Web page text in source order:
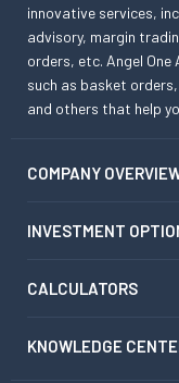
innovative services,
advisory, margin
orders, etc. Angel
such as basket
and others that help
COMPANY
INVESTMENT
CALCULATORS
KNOWLEDGE